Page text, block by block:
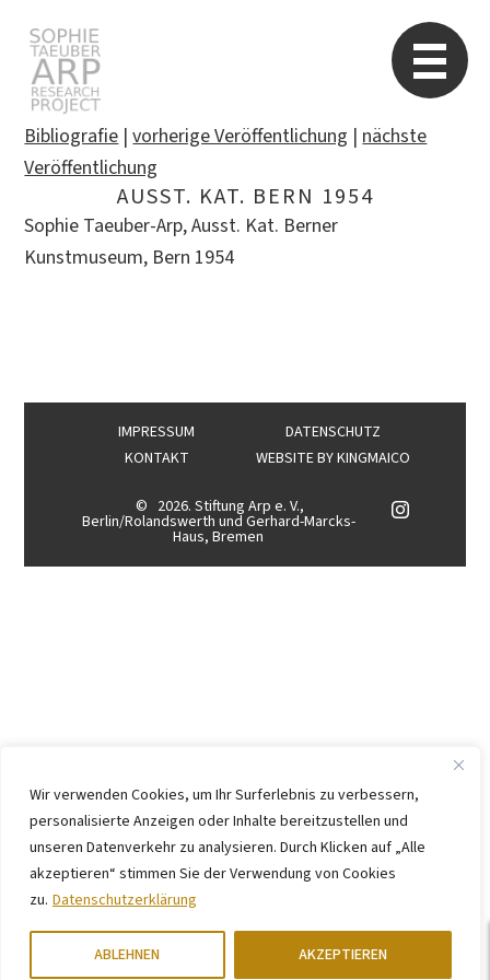
Wir verwenden Cookies, um Ihr Surferlebnis zu verbessern,
personalisierte Anzeigen oder Inhalte bereitzustellen und
unseren Datenverkehr zu analysieren. Durch Klicken auf „Alle
akzeptieren“ stimmen Sie der Verwendung von Cookies
zu. Datenschutzerklärung
ABLEHNEN AKZEPTIEREN
Suchen
nach:
Bibliografie|vorherige Veröffentlichung |nächste
Veröffentlichung
AUSST. KAT. BERN 1954
Sophie Taeuber-Arp, Ausst. Kat. Berner
Kunstmuseum, Bern 1954
IMPRESSUM
DATENSCHUTZ
KONTAKT
WEBSITE BYKINGMAICO
© 2026. Stiftung Arp e. V.,
Berlin/Rolandswerth und Gerhard-Marcks-
Haus, Bremen